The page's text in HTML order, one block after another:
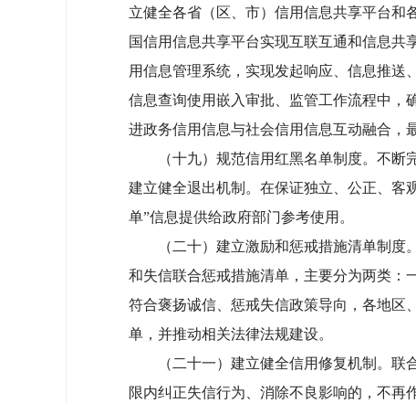
立健全各省（区、市）信用信息共享平台和
国信用信息共享平台实现互联互通和信息
用信息管理系统，实现发起响应、信息推送
信息查询使用嵌入审批、监管工作流程中，
进政务信用信息与社会信用信息互动融合，
（十九）规范信用红黑名单制度。不断完
建立健全退出机制。在保证独立、公正、客
单”信息提供给政府部门参考使用。
（二十）建立激励和惩戒措施清单制度。
和失信联合惩戒措施清单，主要分为两类：
符合褒扬诚信、惩戒失信政策导向，各地区
单，并推动相关法律法规建设。
（二十一）建立健全信用修复机制。联合
限内纠正失信行为、消除不良影响的，不